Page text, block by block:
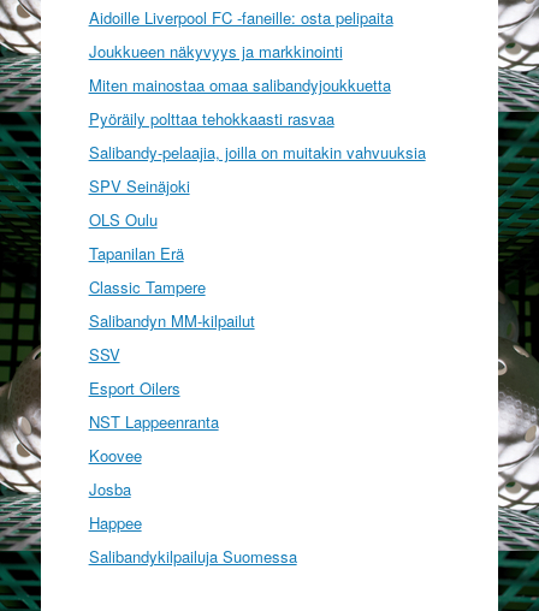
Aidoille Liverpool FC -faneille: osta pelipaita
Joukkueen näkyvyys ja markkinointi
Miten mainostaa omaa salibandyjoukkuetta
Pyöräily polttaa tehokkaasti rasvaa
Salibandy-pelaajia, joilla on muitakin vahvuuksia
SPV Seinäjoki
OLS Oulu
Tapanilan Erä
Classic Tampere
Salibandyn MM-kilpailut
SSV
Esport Oilers
NST Lappeenranta
Koovee
Josba
Happee
Salibandykilpailuja Suomessa